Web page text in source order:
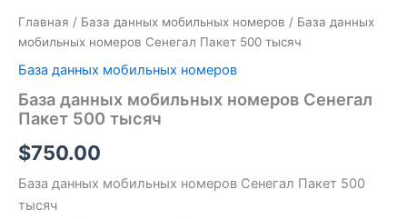
Главная / База данных мобильных номеров / База данных
мобильных номеров Сенегал Пакет 500 тысяч
База данных мобильных номеров
База данных мобильных номеров Сенегал
Пакет 500 тысяч
$750.00
База данных мобильных номеров Сенегал Пакет 500
тысяч